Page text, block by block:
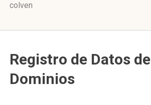
colven
Registro de Datos de
Dominios